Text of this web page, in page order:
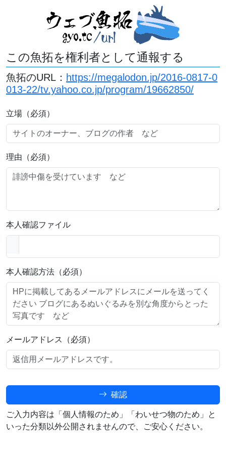
この魚拓を権利者として通報する
魚拓のURL： https://megalodon.jp/2016-0817-0
013-22/tv.yahoo.co.jp/program/19662850/
立場（必須）
理由（必須）
本人確認ファイル
本人確認方法（必須）
メールアドレス（必須）
確認
ご入力内容は「個人情報のため」「わいせつ物のため」と
いった分類以外公開されませんので、ご安心ください。